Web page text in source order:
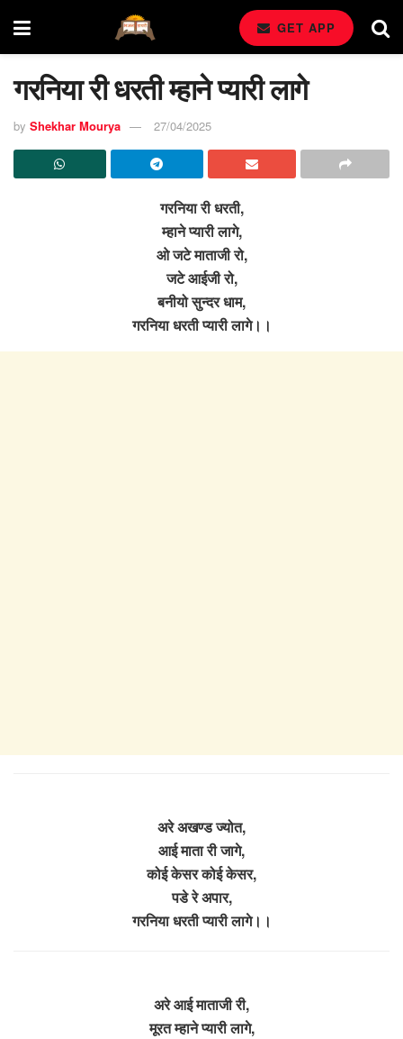
GET APP
गरनिया री धरती म्हाने प्यारी लागे
by Shekhar Mourya 27/04/2025
गरनिया री धरती,
म्हाने प्यारी लागे,
ओ जटे माताजी रो,
जटे आईजी रो,
बनीयो सुन्दर धाम,
गरनिया धरती प्यारी लागे।।
अरे अखण्ड ज्योत,
आई माता री जागे,
कोई केसर कोई केसर,
पडे रे अपार,
गरनिया धरती प्यारी लागे।।
अरे आई माताजी री,
मूरत म्हाने प्यारी लागे,